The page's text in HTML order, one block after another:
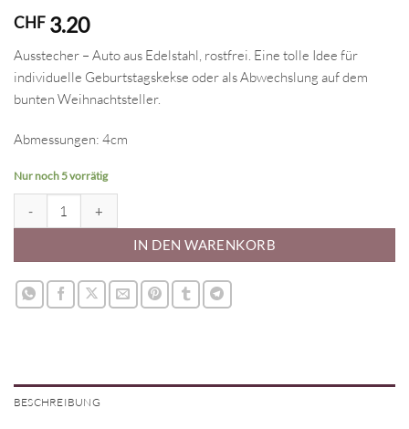
CHF 3.20
Ausstecher – Auto aus Edelstahl, rostfrei. Eine tolle Idee für
individuelle Geburtstagskekse oder als Abwechslung auf dem
bunten Weihnachtsteller.
Abmessungen: 4cm
Nur noch 5 vorrätig
IN DEN WARENKORB
BESCHREIBUNG